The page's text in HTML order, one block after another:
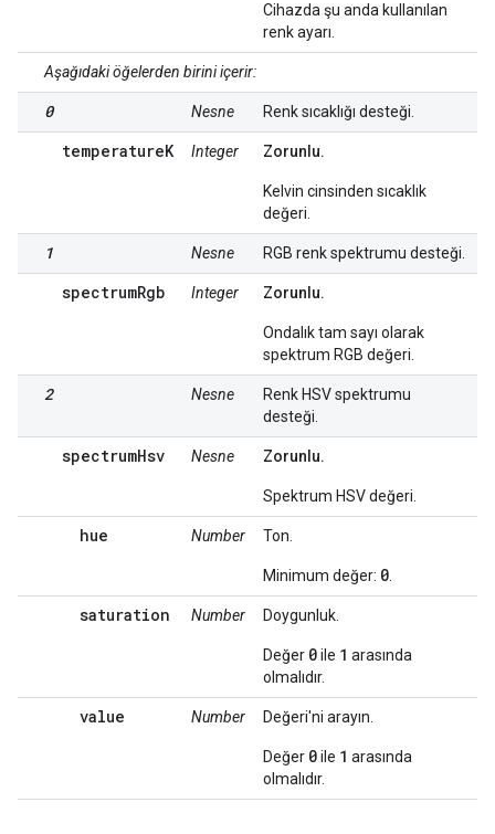
Cihazda şu anda kullanılan
renk ayarı.
Aşağıdaki öğelerden birini içerir:
0 Nesne Renk sıcaklığı desteği.
temperatureK Integer Zorunlu.
Kelvin cinsinden sıcaklık
değeri.
1 Nesne RGB renk spektrumu desteği.
spectrumRgb Integer Zorunlu.
Ondalık tam sayı olarak
spektrum RGB değeri.
2 Nesne
Renk HSV spektrumu
desteği.
spectrumHsv Nesne Zorunlu.
Spektrum HSV değeri.
hue Number Ton.
Minimum değer: 0
saturation Number Doygunluk.
Değer 0ile 1 arasında
olmalıdır.
value Number Değeri'ni arayın.
Değer 0ile 1 arasında
olmalıdır.